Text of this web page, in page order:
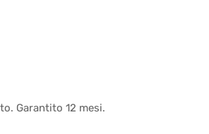
Garantito 12 mesi.